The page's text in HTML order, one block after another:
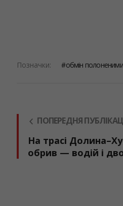
Позначки: обмін полоненими
ПОПЕРЕДНЯ
На трасі
обрив — водій і